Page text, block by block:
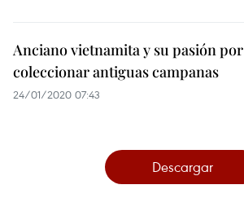
Anciano vietnamita y su pasión por
coleccionar antiguas campanas
24/01/2020 07:43
Descargar